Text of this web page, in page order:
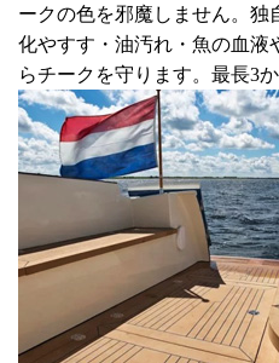
ークの色を邪魔しません。独
化やすす・油汚れ・魚の血液
らチークを守ります。最長3か